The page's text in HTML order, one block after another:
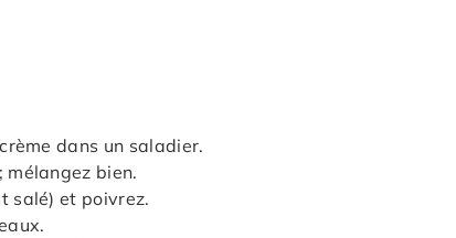
dans un saladier.
bien.
salé) et poivrez.